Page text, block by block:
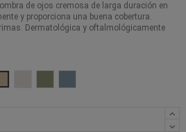
de ojos cremosa de larga duración en
y proporciona una buena cobertura.
Dermatológica y oftalmológicamente